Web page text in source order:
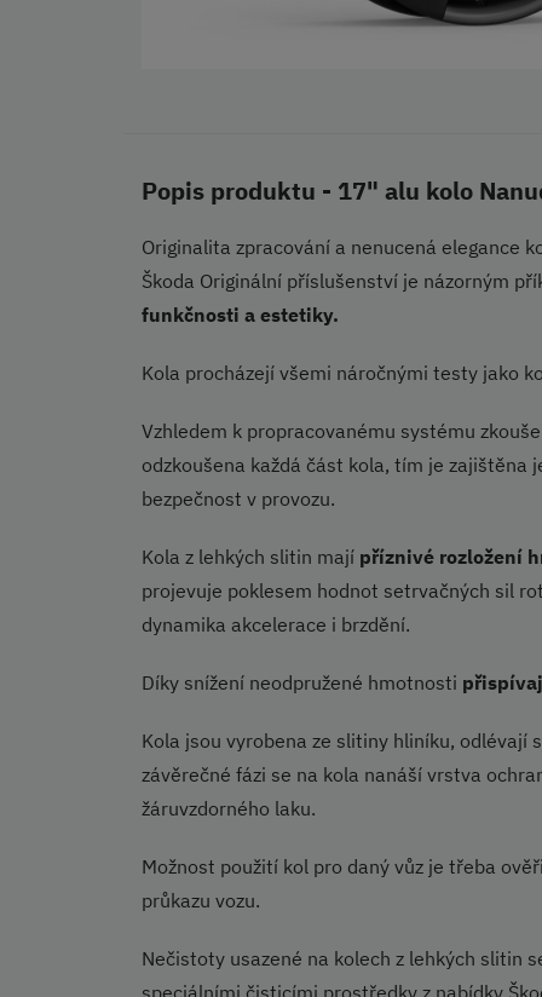
Popis produktu - 17" alu kolo
Originalita zpracování a nenucená elegance
Škoda Originální příslušenství je názorným
funkčnosti a estetiky.
Kola procházejí všemi náročnými testy jako
Vzhledem k propracovanému systému
odzkoušena každá část kola, tím je zajištěna
bezpečnost v provozu.
Kola z lehkých slitin mají příznivé rozložení
projevuje poklesem hodnot setrvačných sil
dynamika akcelerace i brzdění.
Díky snížení neodpružené hmotnosti
Kola jsou vyrobena ze slitiny hliníku, odlévají
závěrečné fázi se na kola nanáší vrstva
žáruvzdorného laku.
Možnost použití kol pro daný vůz je třeba
průkazu vozu.
Nečistoty usazené na kolech z lehkých slitin
speciálními čisticími prostředky z nabídky